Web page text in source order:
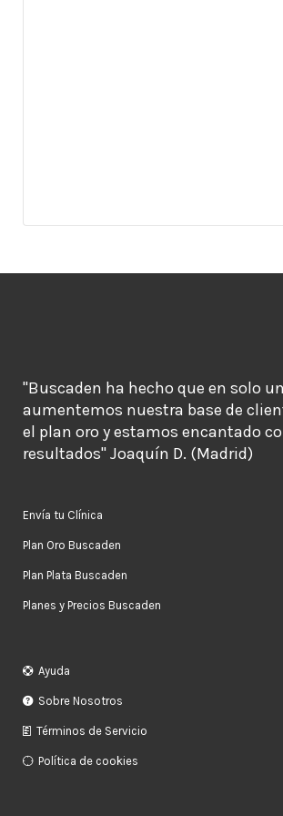
"Buscaden ha hecho que en solo
aumentemos nuestra base de
el plan oro y estamos encantado
resultados" Joaquín D. (Madrid)
Envía tu Clínica
Plan Oro Buscaden
Plan Plata Buscaden
Planes y Precios Buscaden
Ayuda
Sobre Nosotros
Términos de Servicio
Política de cookies